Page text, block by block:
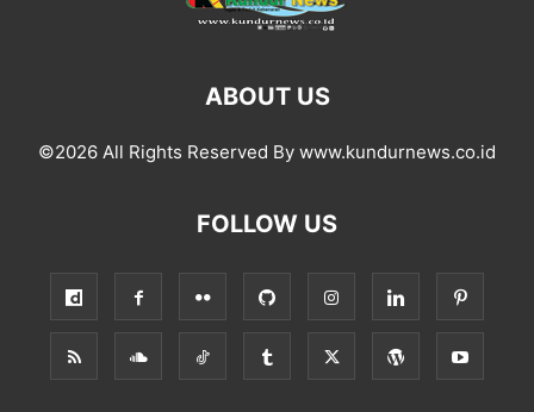
ABOUT US
©2026 All Rights Reserved By www.kundurnews.co.id
FOLLOW US